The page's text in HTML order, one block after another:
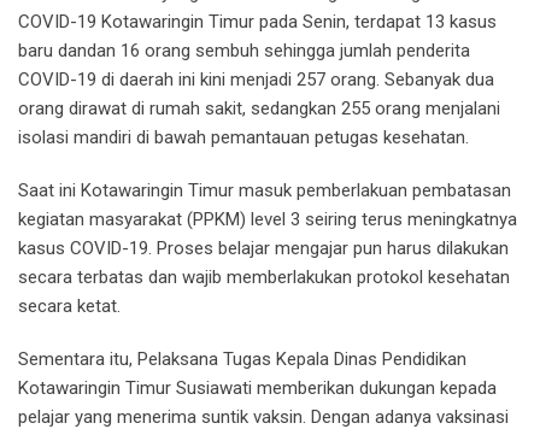
COVID-19 Kotawaringin Timur pada Senin, terdapat 13 kasus
baru dandan 16 orang sembuh sehingga jumlah penderita
COVID-19 di daerah ini kini menjadi 257 orang. Sebanyak dua
orang dirawat di rumah sakit, sedangkan 255 orang menjalani
isolasi mandiri di bawah pemantauan petugas kesehatan.
Saat ini Kotawaringin Timur masuk pemberlakuan pembatasan
kegiatan masyarakat (PPKM) level 3 seiring terus meningkatnya
kasus COVID-19. Proses belajar mengajar pun harus dilakukan
secara terbatas dan wajib memberlakukan protokol kesehatan
secara ketat.
Sementara itu, Pelaksana Tugas Kepala Dinas Pendidikan
Kotawaringin Timur Susiawati memberikan dukungan kepada
pelajar yang menerima suntik vaksin. Dengan adanya vaksinasi